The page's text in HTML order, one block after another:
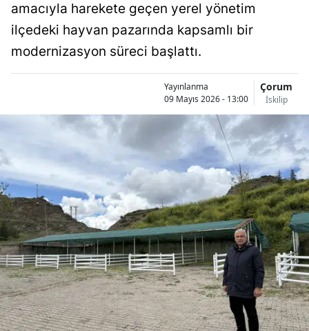
Bitlis
Bursa
Çanakkale
Çankırı
Çorum
Denizli
Diyarbakır
Edirne
Elazığ
Erzincan
amacıyla harekete geçen yerel yönetim
ilçedeki hayvan pazarında kapsamlı bir
modernizasyon süreci başlattı.
Yayınlanma
09 Mayıs 2026 - 13:00
Çorum
İskilip